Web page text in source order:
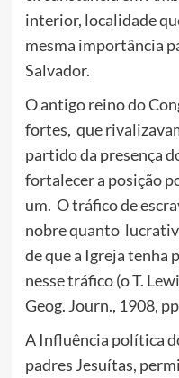
interior, localidade
mesma importância
Salvador.
O antigo reino do
fortes, que
partido da presença
fortalecer a posição
um. O tráfico de
nobre quanto
de que a Igreja
nesse tráfico (o T.
Geog. Journ., 1908,
A Influência política
padres Jesuítas,